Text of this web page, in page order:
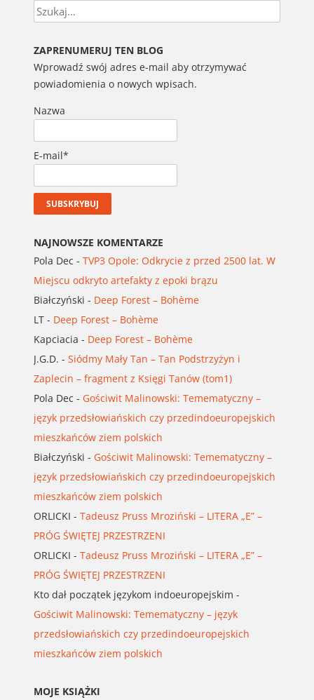
Szukaj
ZAPRENUMERUJ TEN BLOG
Wprowadź swój adres e-mail aby otrzymywać
powiadomienia o nowych wpisach.
Nazwa
E-mail*
NAJNOWSZE KOMENTARZE
Pola Dec - TVP3 Opole: Odkrycie z przed 2500 lat. W
Miejscu odkryto artefakty z epoki brązu
Białczyński - Deep Forest – Bohème
LT- Deep Forest – Bohème
Kapciacia - Deep Forest – Bohème
J.G.D. - Siódmy Mały Tan – Tan Podstrzyżyn i
Zaplecin – fragment z Księgi Tanów (tom1)
Pola Dec - Gościwit Malinowski: Temematyczny –
język przedsłowiańskich czy przedindoeuropejskich
mieszkańców ziem polskich
Białczyński - Gościwit Malinowski: Temematyczny –
język przedsłowiańskich czy przedindoeuropejskich
mieszkańców ziem polskich
ORLICKI - Tadeusz Pruss Mroziński – LITERA „E” –
PRÓG ŚWIĘTEJ PRZESTRZENI
ORLICKI - Tadeusz Pruss Mroziński – LITERA „E” –
PRÓG ŚWIĘTEJ PRZESTRZENI
Kto dał początek językom indoeuropejskim -
Gościwit Malinowski: Temematyczny – język
przedsłowiańskich czy przedindoeuropejskich
mieszkańców ziem polskich
MOJE KSIĄŻKI